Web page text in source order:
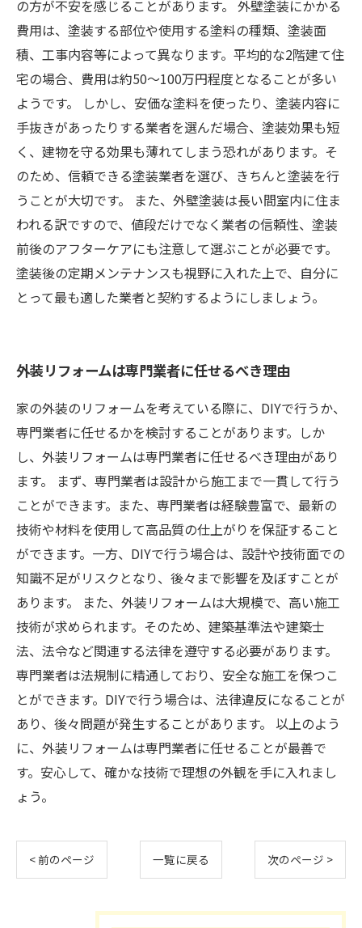
の方が不安を感じることがあります。 外壁塗装にかかる
費用は、塗装する部位や使用する塗料の種類、塗装面
積、工事内容等によって異なります。平均的な2階建て住
宅の場合、費用は約50～100万円程度となることが多い
ようです。 しかし、安価な塗料を使ったり、塗装内容に
手抜きがあったりする業者を選んだ場合、塗装効果も短
く、建物を守る効果も薄れてしまう恐れがあります。そ
のため、信頼できる塗装業者を選び、きちんと塗装を行
うことが大切です。 また、外壁塗装は長い間室内に住ま
われる訳ですので、値段だけでなく業者の信頼性、塗装
前後のアフターケアにも注意して選ぶことが必要です。
塗装後の定期メンテナンスも視野に入れた上で、自分に
とって最も適した業者と契約するようにしましょう。
外装リフォームは専門業者に任せるべき理由
家の外装のリフォームを考えている際に、DIYで行うか、
専門業者に任せるかを検討することがあります。しか
し、外装リフォームは専門業者に任せるべき理由があり
ます。 まず、専門業者は設計から施工まで一貫して行う
ことができます。また、専門業者は経験豊富で、最新の
技術や材料を使用して高品質の仕上がりを保証すること
ができます。一方、DIYで行う場合は、設計や技術面での
知識不足がリスクとなり、後々まで影響を及ぼすことが
あります。 また、外装リフォームは大規模で、高い施工
技術が求められます。そのため、建築基準法や建築士
法、法令など関連する法律を遵守する必要があります。
専門業者は法規制に精通しており、安全な施工を保つこ
とができます。DIYで行う場合は、法律違反になることが
あり、後々問題が発生することがあります。 以上のよう
に、外装リフォームは専門業者に任せることが最善で
す。安心して、確かな技術で理想の外観を手に入れまし
ょう。
< 前のページ 一覧に戻る 次のページ >